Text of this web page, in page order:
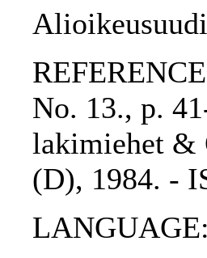
No. 13., p.
lakimiehet &
(D), 1984. -